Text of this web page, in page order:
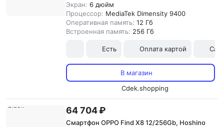
Экран: 6 дюйм
Процессор: MediaTek Dimensity 9400
Оперативная память: 12 Гб
Встроенная память: 256 Гб
Есть Оплата картой
В магазин
Cdek.shopping
64 704 ₽
Смартфон OPPO Find X8 12/256Gb, Hoshino